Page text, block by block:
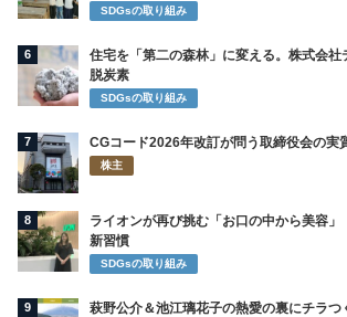
SDGsの取り組み
6
住宅を「第二の森林」に変える。株式会社
脱炭素
SDGsの取り組み
7 CGコード2026年改訂が問う取締役会の実
株主
8
ライオンが再び挑む「お口の中から美容
新習慣
SDGsの取り組み
9
萩野公介＆池江璃花子の熱愛の裏にチラつ